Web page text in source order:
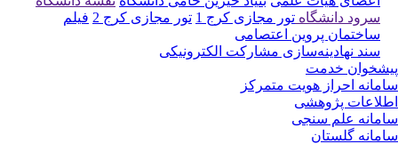
سرود دانشگاه تور مجازی کرج 1 تور مجازی کرج 2
فیلم
ساختمان پروین اعتصامی
سند نهادینه‌سازی مشارکت الکترونیکی
پیشخوان خدمت
سامانه احراز هویت متمرکز
اطلاعات پژوهشی
سامانه علم سنجی
سامانه گلستان